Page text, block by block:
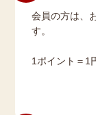
会員の方は、
す。
1ポイント＝1